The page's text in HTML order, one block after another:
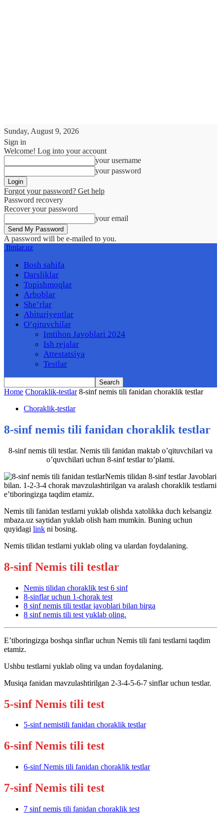
Sunday, August 9, 2026
Sign in
Welcome! Log into your account
your username
your password
Forgot your password? Get help
Password recovery
Recover your password
your email
A password will be e-mailed to you.
Ilmlar.uz
Bosh sahifa
Darsliklar
Topishmoqlar
Arboblar
She’rlar
Abituriyentlar
O’qituvchilar
Imtihon Javoblari 2024
Ish rejalar
Attestatsiya
Testlar
Home Choraklik-testlar 8-sinf nemis tili fanidan choraklik testlar
Choraklik-testlar
8-sinf nemis tili fanidan choraklik testlar
8-sinf nemis tili testlar. Nemis tili fanidan maktab o’qituvchilari va
o’quvchilari uchun 8-sinf testlar to’plami.
Nemis tilidan 8-sinf testlar Javoblari
bilan. 1-2-3-4 chorak mavzulashtirilgan va aralash choraklik testlarni
e’tiboringizga taqdim etamiz.
Nemis tili fanidan testlarni yuklab olishda xatolikka duch kelsangiz
mbaza.uz saytidan yuklab olish ham mumkin. Buning uchun
quyidagi link ni bosing.
Nemis tilidan testlarni yuklab oling va ulardan foydalaning.
8-sinf Nemis tili testlar
Nemis tilidan choraklik test 6 sinf
8-sinflar uchun 1-chorak test
8 sinf nemis tili testlar javoblari bilan birga
8 sinf nemis tili test yuklab oling.
E’tiboringizga boshqa sinflar uchun Nemis tili fani testlarni taqdim
etamiz.
Ushbu testlarni yuklab oling va undan foydalaning.
Musiqa fanidan mavzulashtirilgan 2-3-4-5-6-7 sinflar uchun testlar.
5-sinf Nemis tili test
5-sinf nemistili fanidan choraklik testlar
6-sinf Nemis tili test
6-sinf Nemis tili fanidan choraklik testlar
7-sinf Nemis tili test
7 sinf nemis tili fanidan choraklik test